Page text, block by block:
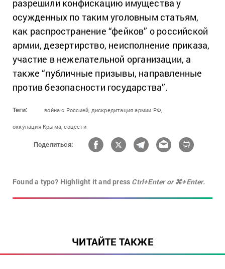
разрешили конфискацию имущества у
осужденных по таким уголовным статьям,
как распространение “фейков” о российской
армии, дезертирство, неисполнение приказа,
участие в нежелательной организации, а
также “публичные призывы, направленные
против безопасности государства”.
Теги: война с Россией, дискредитация армии РФ,
оккупация Крыма, соцсети
Поделиться:
Found a typo? Highlight it and press Ctrl+Enter or ⌘+Enter.
ЧИТАЙТЕ ТАКЖЕ